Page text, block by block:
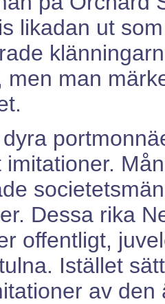
likadan ut
men man
imitationer.
Dessa rika
offentligt,
Istället
av den